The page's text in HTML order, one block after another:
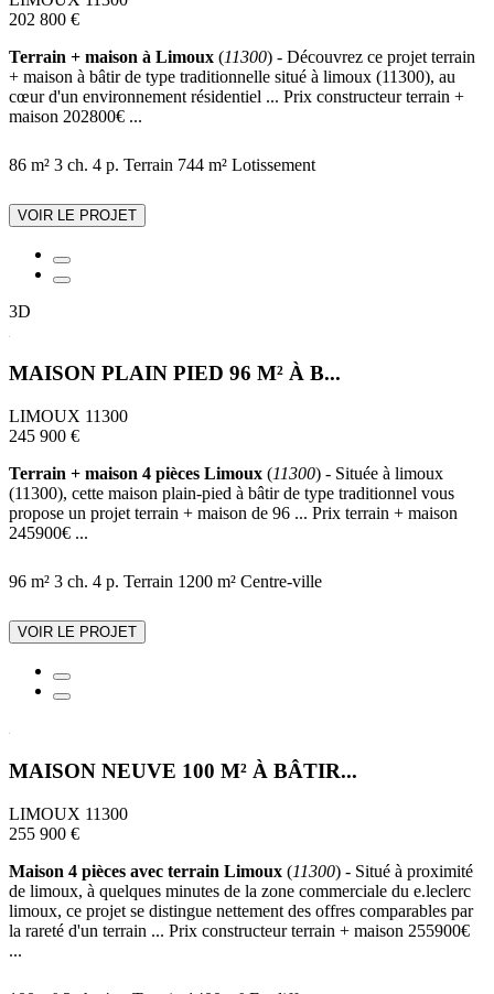
202 800 €
Terrain + maison à Limoux (11300) - Découvrez ce projet terrain
+ maison à bâtir de type traditionnelle situé à limoux (11300), au
cœur d'un environnement résidentiel ... Prix constructeur terrain +
maison 202800€ ...
86 m² 3 ch. 4 p. Terrain 744 m² Lotissement
VOIR LE PROJET
3D
MAISON PLAIN PIED 96 M² À B...
LIMOUX 11300
245 900 €
Terrain + maison 4 pièces Limoux (11300) - Située à limoux
(11300), cette maison plain-pied à bâtir de type traditionnel vous
propose un projet terrain + maison de 96 ... Prix terrain + maison
245900€ ...
96 m² 3 ch. 4 p. Terrain 1200 m² Centre-ville
VOIR LE PROJET
MAISON NEUVE 100 M² À BÂTIR...
LIMOUX 11300
255 900 €
Maison 4 pièces avec terrain Limoux (11300) - Situé à proximité
de limoux, à quelques minutes de la zone commerciale du e.leclerc
limoux, ce projet se distingue nettement des offres comparables par
la rareté d'un terrain ... Prix constructeur terrain + maison 255900€
...